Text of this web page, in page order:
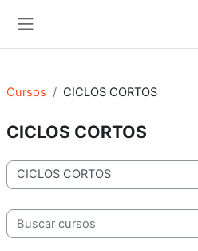
Cursos CICLOS CORTOS
CICLOS CORTOS
Categorías
Buscar cursos